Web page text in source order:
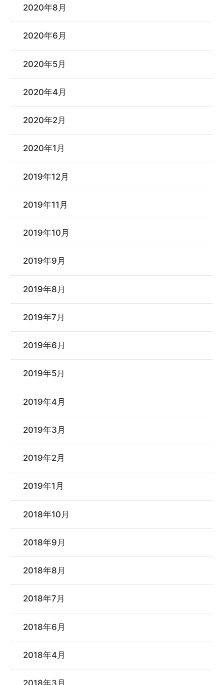
2020年8月
2020年6月
2020年5月
2020年4月
2020年2月
2020年1月
2019年12月
2019年11月
2019年10月
2019年9月
2019年8月
2019年7月
2019年6月
2019年5月
2019年4月
2019年3月
2019年2月
2019年1月
2018年10月
2018年9月
2018年8月
2018年7月
2018年6月
2018年4月